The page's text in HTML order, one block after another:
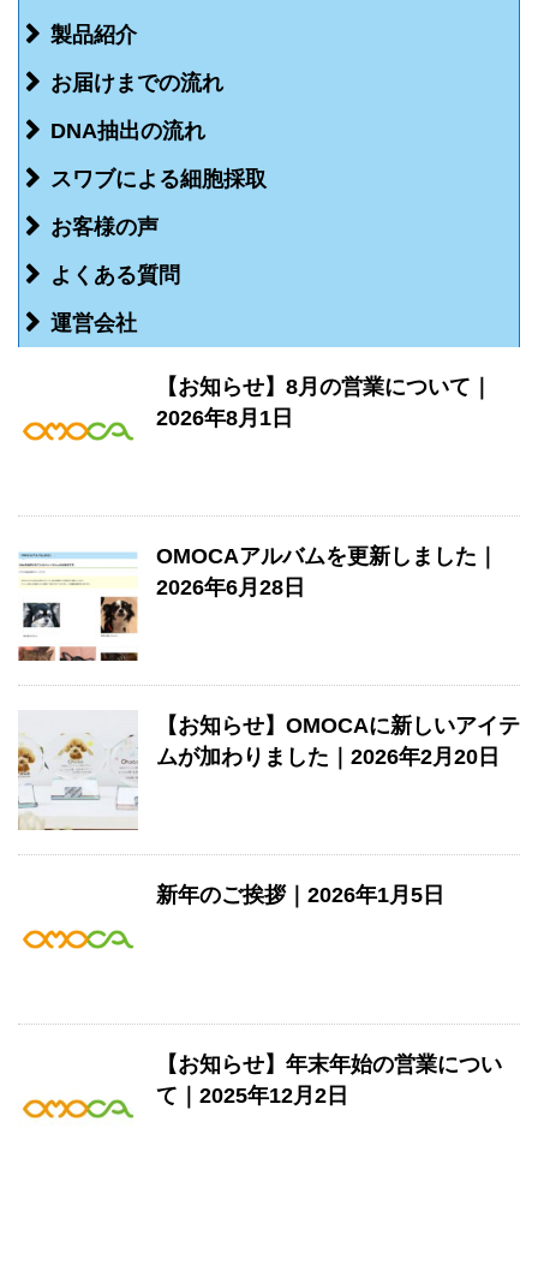
製品紹介
お届けまでの流れ
DNA抽出の流れ
スワブによる細胞採取
お客様の声
よくある質問
運営会社
【お知らせ】8月の営業について｜
2026年8月1日
OMOCAアルバムを更新しました｜
2026年6月28日
【お知らせ】OMOCAに新しいアイテ
ムが加わりました｜2026年2月20日
新年のご挨拶｜2026年1月5日
【お知らせ】年末年始の営業につい
て｜2025年12月2日